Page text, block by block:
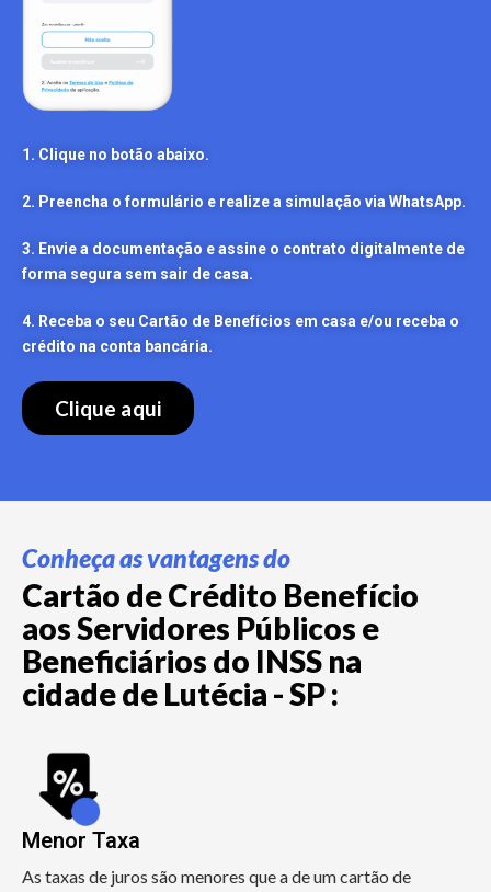
1. Clique no botão abaixo.
2. Preencha o formulário e realize a simulação via WhatsApp.
3. Envie a documentação e assine o contrato digitalmente de
forma segura sem sair de casa.
4. Receba o seu Cartão de Benefícios em casa e/ou receba o
crédito na conta bancária.
Clique aqui
Conheça as vantagens do
Cartão de Crédito Benefício
aos Servidores Públicos e
Beneficiários do INSS na
cidade de Lutécia - SP :
Menor Taxa
As taxas de juros são menores que a de um cartão de